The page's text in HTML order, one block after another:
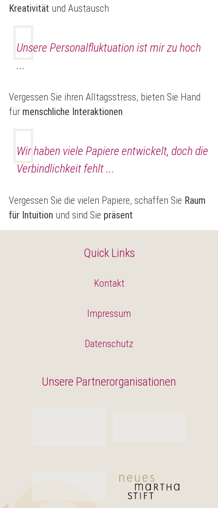
Kreativität und Austausch
Unsere Personalfluktuation ist mir zu hoch
...
Vergessen Sie ihren Alltagsstress, bieten Sie Hand
für menschliche Interaktionen
Wir haben viele Papiere entwickelt, doch die
Verbindlichkeit fehlt ...
Vergessen Sie die vielen Papiere, schaffen Sie Raum
für Intuition und sind Sie präsent
Unsere Partnerorganisationen
Quick Links
Kontakt
Impressum
Datenschutz